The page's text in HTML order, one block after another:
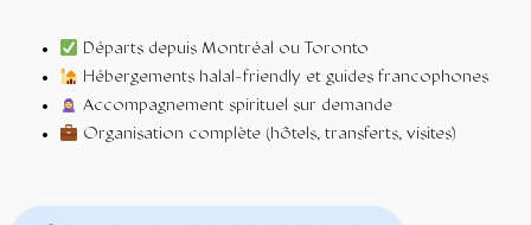
Départs depuis Montréal ou Toronto
Hébergements halal-friendly et guides francophones
Accompagnement spirituel sur demande
Organisation complète (hôtels, transferts, visites)